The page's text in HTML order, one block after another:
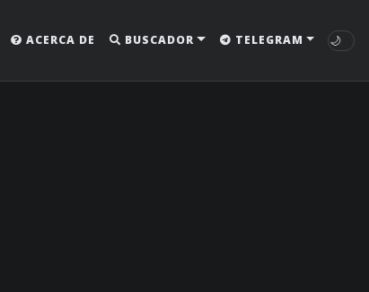
ACERCA DE BUSCADOR TELEGRAM 🌙